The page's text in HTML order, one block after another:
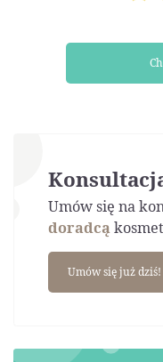
Umów się na
doradcą
Umów się już dziś!